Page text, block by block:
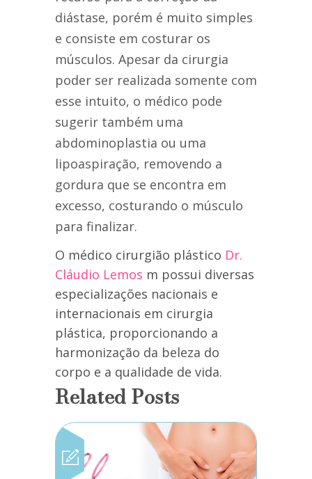
diástase, porém é muito simples
e consiste em costurar os
músculos. Apesar da cirurgia
poder ser realizada somente com
esse intuito, o médico pode
sugerir também uma
abdominoplastia ou uma
lipoaspiração, removendo a
gordura que se encontra em
excesso, costurando o músculo
para finalizar.
O médico cirurgião plástico Dr.
Cláudio Lemos m possui diversas
especializações nacionais e
internacionais em cirurgia
plástica, proporcionando a
harmonização da beleza do
corpo e a qualidade de vida.
Related Posts